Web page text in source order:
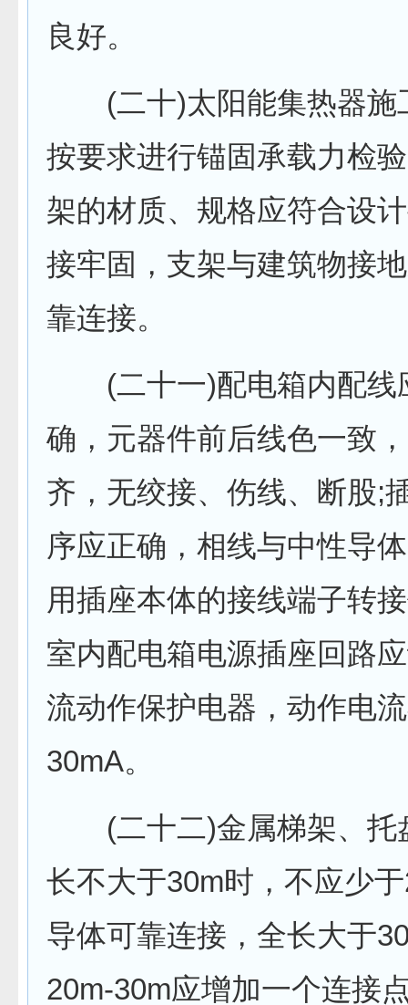
良好。
(二十)太阳能集热器施
按要求进行锚固承载力检
架的材质、规格应符合设
接牢固，支架与建筑物接
靠连接。
(二十一)配电箱内配线
确，元器件前后线色一致
齐，无绞接、伤线、断股;
序应正确，相线与中性导
用插座本体的接线端子转
室内配电箱电源插座回路
流动作保护电器，动作电
30mA。
(二十二)金属梯架、托
长不大于30m时，不应少
导体可靠连接，全长大于
20m-30m应增加一个连接